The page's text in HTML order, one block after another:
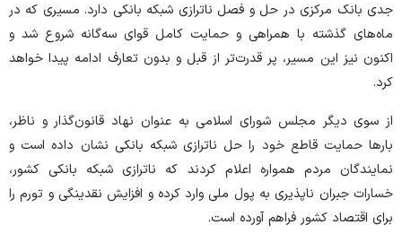
جدی بانک مرکزی در حل و فصل ناترازی شبکه بانکی دارد. مسیری که در
ماه‌های گذشته با همراهی و حمایت کامل قوای سه‌گانه شروع شد و
اکنون نیز این مسیر، پر قدرت‌تر از قبل و بدون تعارف ادامه پیدا خواهد
کرد.
از سوی دیگر مجلس شورای اسلامی به عنوان نهاد قانون‌گذار و ناظر،
بار‌ها حمایت قاطع خود را حل ناترازی شبکه بانکی نشان داده است و
نمایندگان مردم همواره اعلام کردند که ناترازی شبکه بانکی کشور،
خسارات جبران ناپذیری به پول ملی وارد کرده و افزایش نقدینگی و تورم را
برای اقتصاد کشور فراهم آورده است.